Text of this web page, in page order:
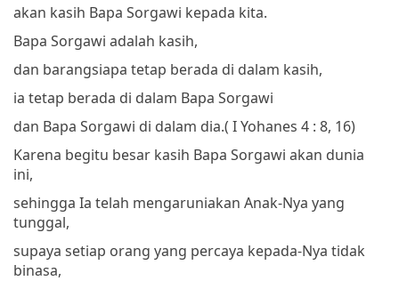
akan kasih Bapa Sorgawi kepada kita.
Bapa Sorgawi adalah kasih,
dan barangsiapa tetap berada di dalam kasih,
ia tetap berada di dalam Bapa Sorgawi
dan Bapa Sorgawi di dalam dia.( I Yohanes 4 : 8, 16)
Karena begitu besar kasih Bapa Sorgawi akan dunia
ini,
sehingga Ia telah mengaruniakan Anak-Nya yang
tunggal,
supaya setiap orang yang percaya kepada-Nya tidak
binasa,